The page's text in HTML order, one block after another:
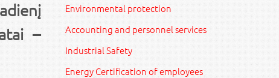
–
Environmental protection
Accounting and personnel services
Industrial Safety
Energy Certification of employees